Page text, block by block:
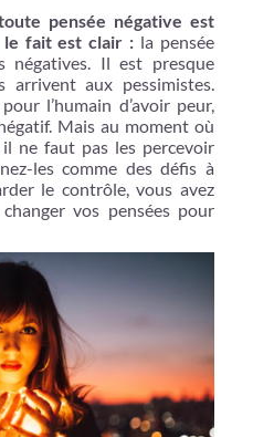
pensée négative est
le fait est clair : la pensée
négatives. Il est presque
arrivent aux pessimistes.
l’humain d’avoir peur,
Mais au moment où
ne faut pas les percevoir
les comme des défis à
le contrôle, vous avez
vos pensées pour